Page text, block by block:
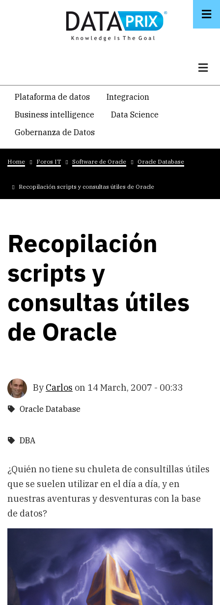
Navegacion
temática
principal
Plataforma de datos
Integracion
Business intelligence
Data Science
Gobernanza de Datos
Breadcrumb
Home Foros IT Software de Oracle Oracle Database
Recopilación scripts y consultas útiles de Oracle
Recopilación
scripts y
consultas útiles
de Oracle
By Carlos on 14 March, 2007 - 00:33
Oracle Database
DBA
¿Quién no tiene su chuleta de consultillas útiles
que se suelen utilizar en el día a día, y en
nuestras aventuras y desventuras con la base
de datos?